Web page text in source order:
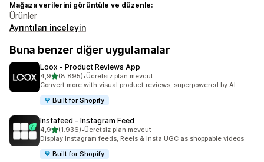
Mağaza verilerini görüntüle ve düzenle:
Ürünler
Ayrıntıları inceleyin
Buna benzer diğer uygulamalar
Loox ‑ Product Reviews App
4,95 yıldız üzerinden
(8.895)
toplam 8895 değerlendirme
•Ücretsiz plan mevcut
Convert more with visual product reviews, superpowered by AI
Built for Shopify
Instafeed ‑ Instagram Feed
4,95 yıldız üzerinden
(1.936)
toplam 1936 değerlendirme
•Ücretsiz plan mevcut
Display Instagram feeds, Reels & Insta UGC as shoppable videos
Built for Shopify